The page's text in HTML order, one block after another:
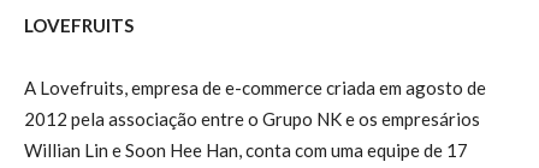
LOVEFRUITS
A Lovefruits, empresa de e-commerce criada em agosto de
2012 pela associação entre o Grupo NK e os empresários
Willian Lin e Soon Hee Han, conta com uma equipe de 17